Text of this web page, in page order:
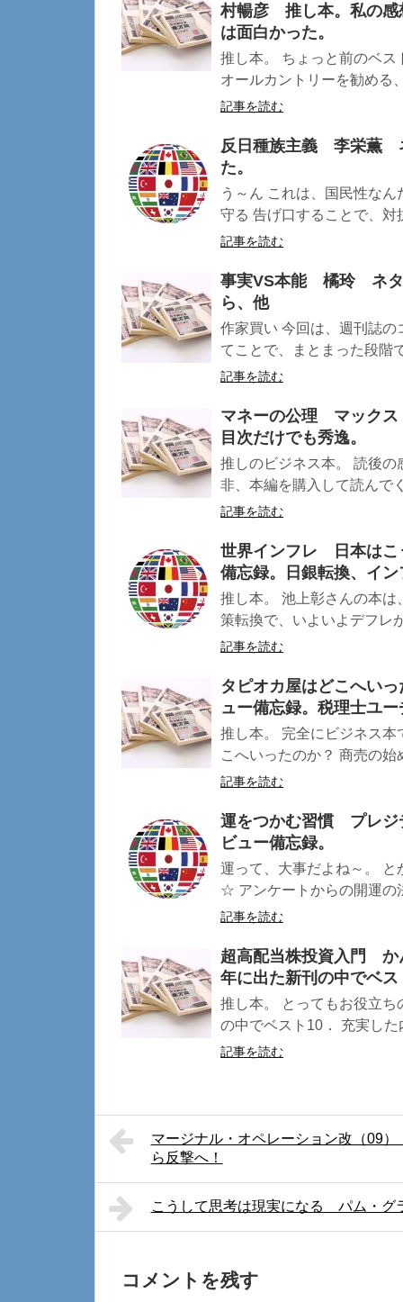
村暢彦 推し本。私の感
は面白かった。
推し本。 ちょっと前のベ
オールカントリーを勧める
記事を読む
反日種族主義 李栄薫
た。
う～ん これは、国民性な
守る 告げ口することで、対
記事を読む
事実VS本能 橘玲 ネタ
ら、他
作家買い 今回は、週刊誌
てことで、まとまった段階
記事を読む
マネーの公理 マックス
目次だけでも秀逸。
推しのビジネス本。 読後
非、本編を購入して読んで
記事を読む
世界インフレ 日本は
備忘録。日銀転換、イ
推し本。 池上彰さんの本
策転換で、いよいよデフレ
記事を読む
タピオカ屋はどこへい
ュー備忘録。税理士ユ
推し本。 完全にビジネス
こへいったのか？ 商売の
記事を読む
運をつかむ習慣 プレジ
ビュー備忘録。
運って、大事だよね～。
☆ アンケートからの開運の
記事を読む
超高配当株投資入門 か
年に出た新刊の中でベス
推し本。 とってもお役立
の中でベスト10． 充実し
記事を読む
マージナル・オペレーション改（
ら反撃へ！
こうして思考は現実になる パム・
コメントを残す